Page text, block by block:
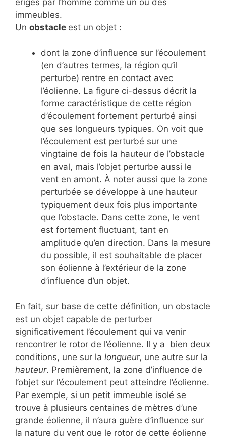
immeubles.
Un obstacle est un objet :
dont la zone d’influence sur l’écoulement
(en d’autres termes, la région qu’il
perturbe) rentre en contact avec
l’éolienne. La figure ci-dessus décrit la
forme caractéristique de cette région
d’écoulement fortement perturbé ainsi
que ses longueurs typiques. On voit que
l’écoulement est perturbé sur une
vingtaine de fois la hauteur de l’obstacle
en aval, mais l’objet perturbe aussi le
vent en amont. À noter aussi que la zone
perturbée se développe à une hauteur
typiquement deux fois plus importante
que l’obstacle. Dans cette zone, le vent
est fortement fluctuant, tant en
amplitude qu’en direction. Dans la mesure
du possible, il est souhaitable de placer
son éolienne à l’extérieur de la zone
d’influence d’un objet.
En fait, sur base de cette définition, un obstacle
est un objet capable de perturber
significativement l’écoulement qui va venir
rencontrer le rotor de l’éolienne. Il y a bien deux
conditions, une sur la longueur, une autre sur la
hauteur. Premièrement, la zone d’influence de
l’objet sur l’écoulement peut atteindre l’éolienne.
Par exemple, si un petit immeuble isolé se
trouve à plusieurs centaines de mètres d’une
grande éolienne, il n’aura guère d’influence sur
la nature du vent que le rotor de cette éolienne